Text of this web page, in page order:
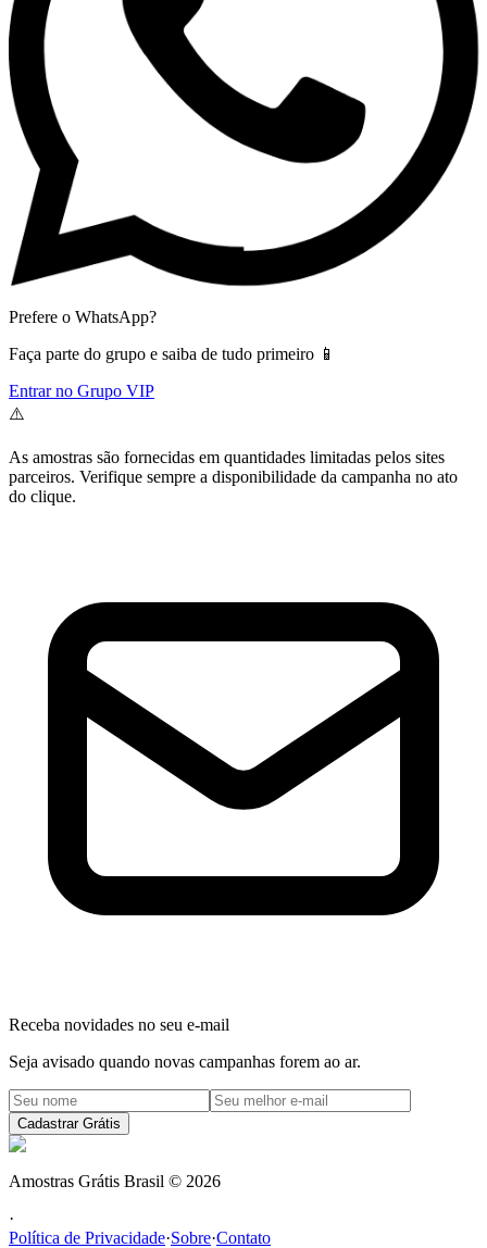
Prefere o WhatsApp?
Faça parte do grupo e saiba de tudo primeiro 📱
Entrar no Grupo VIP
⚠️
As amostras são fornecidas em quantidades limitadas pelos sites
parceiros. Verifique sempre a disponibilidade da campanha no ato
do clique.
Receba novidades no seu e-mail
Seja avisado quando novas campanhas forem ao ar.
Cadastrar Grátis
Amostras Grátis Brasil © 2026
·
Política de Privacidade·Sobre·Contato